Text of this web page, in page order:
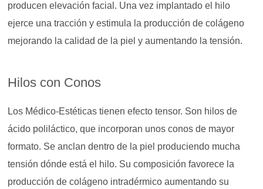
producen elevación facial. Una vez implantado el hilo
ejerce una tracción y estimula la producción de colágeno
mejorando la calidad de la piel y aumentando la tensión.
Hilos con Conos
Los Médico-Estéticas tienen efecto tensor. Son hilos de
ácido poliláctico, que incorporan unos conos de mayor
formato. Se anclan dentro de la piel produciendo mucha
tensión dónde está el hilo. Su composición favorece la
producción de colágeno intradérmico aumentando su